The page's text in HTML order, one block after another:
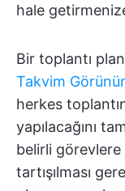
hale
Bir toplantı
Takvim
herkes
yapılacağını
belirli
tartışılması